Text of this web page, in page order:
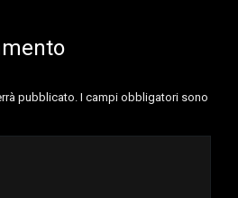
pubblicato. I campi obbligatori sono